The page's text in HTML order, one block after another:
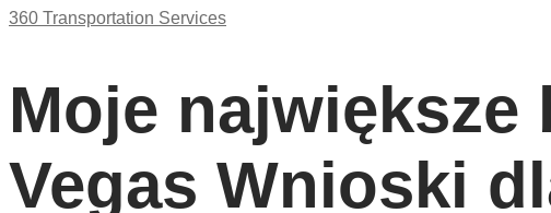
360 Transportation Services
Moje największe
Vegas Wnioski